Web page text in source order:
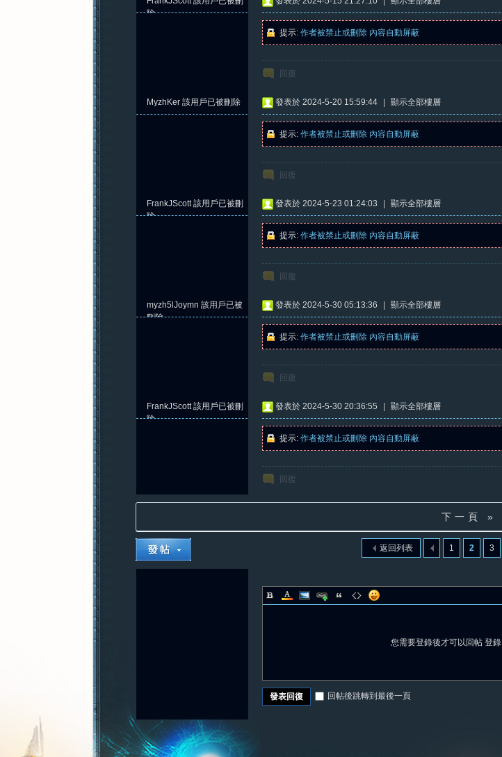
元 除
提示: 作者被禁止或刪除 內容自動屏蔽
回復
MyzhKer 該用戶已被刪除 發表於 2024-5-20 15:59:44 顯示全部樓層
提示: 作者被禁止或刪除 內容自動屏蔽
回復
FrankJScott該用戶已被刪
除
發表於 2024-5-23 01:24:03 顯示全部樓層
提示: 作者被禁止或刪除 內容自動屏蔽
回復
myzh5lJoymn 該用戶已被
刪除
發表於 2024-5-30 05:13:36 顯示全部樓層
提示: 作者被禁止或刪除 內容自動屏蔽
回復
FrankJScott該用戶已被刪
除
發表於 2024-5-30 20:36:55 顯示全部樓層
提示: 作者被禁止或刪除 內容自動屏蔽
回復
下一頁 »
1 2 3
返回列表
您需要登錄後才可以回帖 登錄
發表回復 回帖後跳轉到最後一頁